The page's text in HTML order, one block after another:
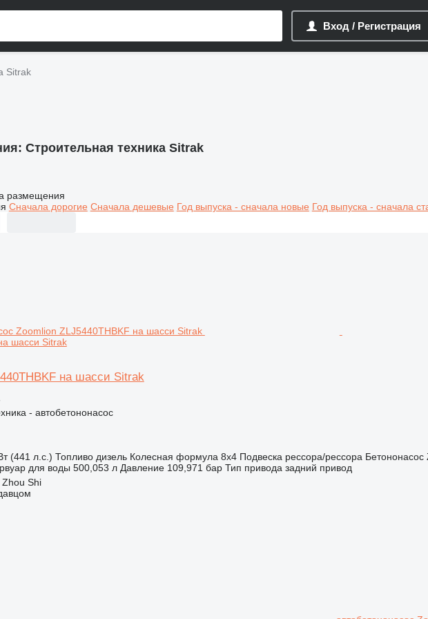
Вход / Регистрация
Sitrak
Строительная техника Sitrak
размещения
Сначала дорогие Сначала дешевые Год выпуска - сначала новые Год выпуска - сначала
шасси Sitrak
на шасси Sitrak
- автобетононасос
(441 л.с.) Топливо дизель Колесная формула 8x4 Подвеска рессора/рессора Бетононасос
для воды 500,053 л Давление 109,971 бар Тип привода задний привод
Shi